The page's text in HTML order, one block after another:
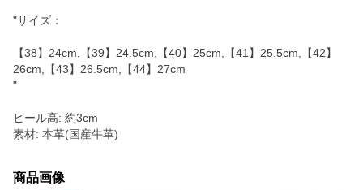
"サイズ：
【38】24cm,【39】24.5cm,【40】25cm,【41】25.5cm,【42】
26cm,【43】26.5cm,【44】27cm
"
ヒール高: 約3cm
素材: 本革(国産牛革)
商品画像